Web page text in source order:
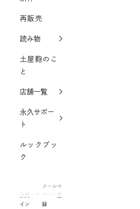
再販売
読み物
土屋鞄のこ
と
店舗一覧
永久サポー
ト
ルックブッ
ク
会員ログ
イン
メールマ
ガジン登
録